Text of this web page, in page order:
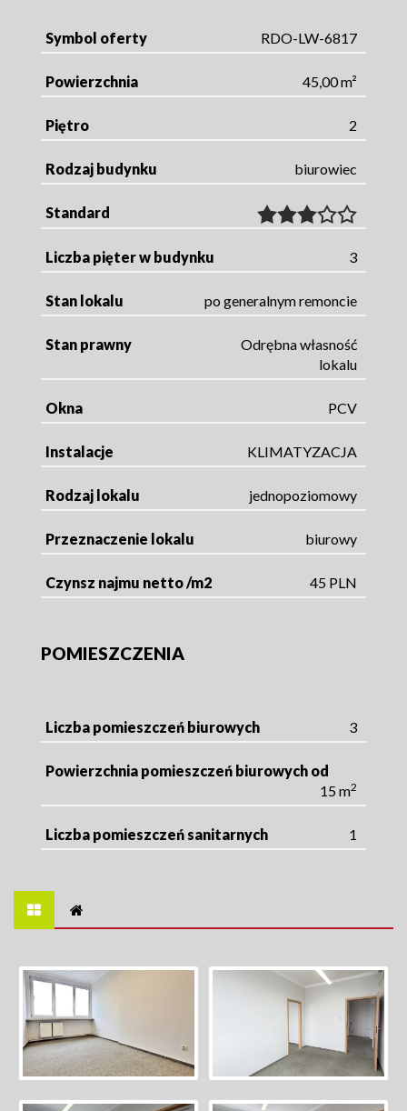
Symbol oferty RDO-LW-6817
Powierzchnia 45,00 m²
Piętro 2
Rodzaj budynku biurowiec
Standard
Liczba pięter w budynku 3
Stan lokalu po generalnym remoncie
Stan prawny
Odrębna własność
lokalu
Okna PCV
Instalacje KLIMATYZACJA
Rodzaj lokalu jednopoziomowy
Przeznaczenie lokalu biurowy
Czynsz najmu netto /m2 45 PLN
POMIESZCZENIA
Liczba pomieszczeń biurowych 3
Powierzchnia pomieszczeń biurowych od
15 m2
Liczba pomieszczeń sanitarnych 1